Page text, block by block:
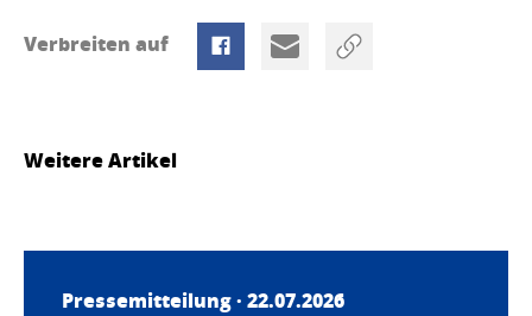
Verbreiten auf
Weitere Artikel
Pressemitteilung · 22.07.2026